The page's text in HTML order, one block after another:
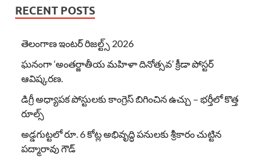
RECENT POSTS
తెలంగాణ ఇంటర్ రిజల్ట్స్ 2026
ఘనంగా ‘అంతర్జాతీయ మహిళా దినోత్సవ’ క్రీడా పోస్టర్
ఆవిష్కరణ.
డిగ్రీ అధ్యాపక పోస్టులకు కాంగ్రెస్ బిగించిన ఉచ్చు – భర్తీలో కొత్త
రూల్స్
అడ్డగుట్టలో రూ. 6 కోట్ల అభివృద్ధి పనులకు శ్రీకారం చుట్టిన
పద్మారావు గౌడ్